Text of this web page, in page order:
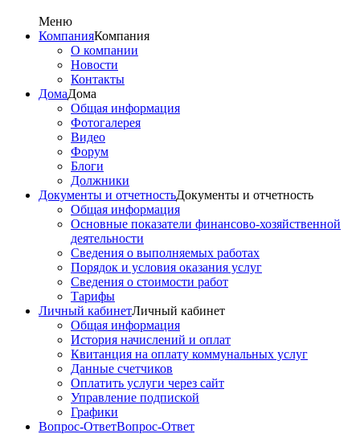
Меню
КомпанияКомпания
О компании
Новости
Контакты
ДомаДома
Общая информация
Фотогалерея
Видео
Форум
Блоги
Должники
Документы и отчетностьДокументы и отчетность
Общая информация
Основные показатели финансово-хозяйственной
деятельности
Сведения о выполняемых работах
Порядок и условия оказания услуг
Сведения о стоимости работ
Тарифы
Личный кабинетЛичный кабинет
Общая информация
История начислений и оплат
Квитанция на оплату коммунальных услуг
Данные счетчиков
Оплатить услуги через сайт
Управление подпиской
Графики
Вопрос-ОтветВопрос-Ответ